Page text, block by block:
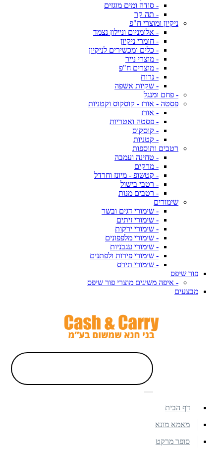
- סודה ומים מוגזים
- תה קר
ניקיון ומוצרי ח"פ
- אלומניום וניילון נצמד
- חומרי ניקיון
- כלים ומכשירים לניקיון
- מוצרי נייר
- מוצרים ח"פ
- נרות
- שקיות אשפה
- פחם ומנגל
פסטה - אורז - קוסקוס וקטניות
- אורז
- פסטה ואטריות
- קוסקוס
- קטניות
רטבים ותוספות
- טחינה ועמבה
- מרקים
- קטשופ - מיונז וחרדל
- רטבי בישול
- רטבים מנות
שימורים
- שימורי דגים ובשר
- שימורי זיתים
- שימורי ירקות
- שימורי מלפפונים
- שימורי עגבניות
- שימורי פירות ולפתנים
- שימורי תירס
פור שיפס
- איפה משיגים מוצרי פור שיפס
מבצעים
דף הבית
מאמא מונא
סופר מרקט